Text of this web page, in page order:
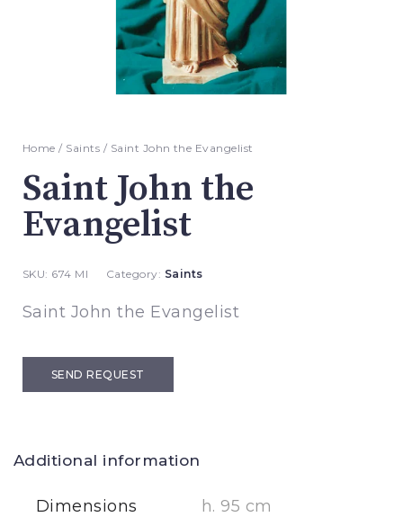
Home / Saints / Saint John the Evangelist
Saint John the
Evangelist
SKU: 674 MI Category: Saints
Saint John the Evangelist
SEND REQUEST
Additional information
Dimensions h. 95 cm